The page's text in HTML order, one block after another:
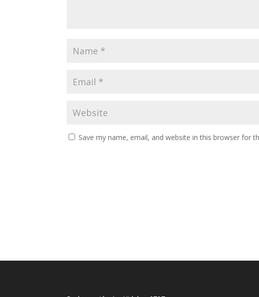
Save my name, email, and website in this browser for